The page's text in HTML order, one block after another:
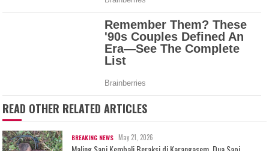
READ OTHER RELATED ARTICLES
BREAKING NEWS May 21, 2026